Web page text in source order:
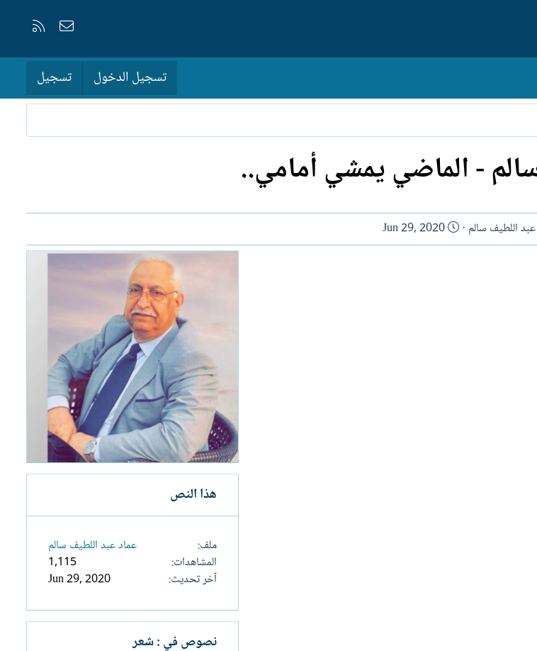
إتصل بنا
تسجيل الدخول تسجيل
- الماضي يمشي أمامي..
اللطيف سالم
ت
ا
Jun 29, 2020
هذا النص
ملف
عماد عبد اللطيف سالم
المشاهدات
1,115
آخر تحديث
Jun 29, 2020
نصوص في : شعر